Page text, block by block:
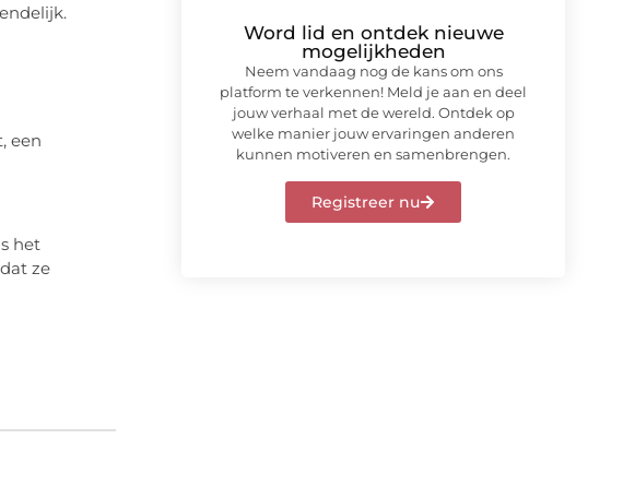
een
het
ze
Word lid en ontdek nieuwe
mogelijkheden
Neem vandaag nog de kans om ons
platform te verkennen! Meld je aan en deel
jouw verhaal met de wereld. Ontdek op
welke manier jouw ervaringen anderen
kunnen motiveren en samenbrengen.
Registreer nu